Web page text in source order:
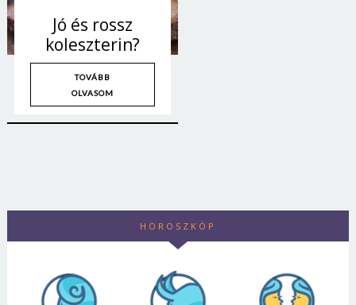
Jó és rossz
koleszterin?
TOVÁBB
OLVASOM
HOROSZKÓP